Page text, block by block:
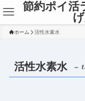
節約ポイ活
ホーム 活性水素水
活性水素水 –